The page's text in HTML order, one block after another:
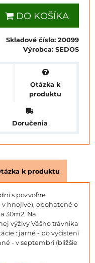
DO KOŠÍKA
Skladové číslo: 20099
Výrobca: SEDOS
Otázka k
produktu
Doručenia
k produktu
s pozvoľne
hnojive), obohatené o
30m2. Na
výživy Vášho trávnika
: jarné - po vyčistení
- v septembri (bližšie